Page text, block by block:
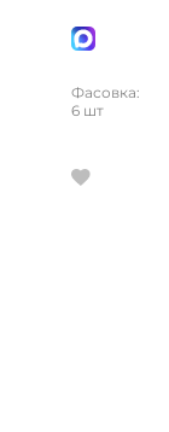
Фасовка:
6 шт